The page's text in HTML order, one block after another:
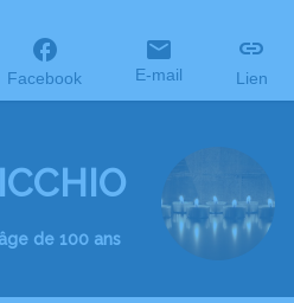
Facebook E-mail Lien
de 100 ans